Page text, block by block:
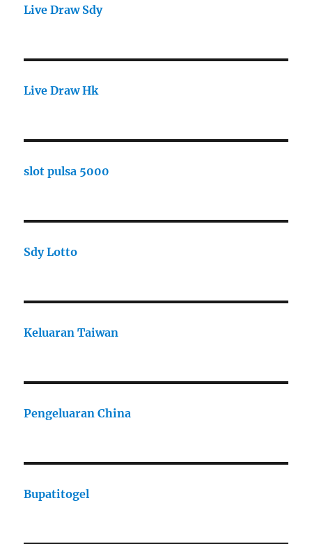
Live Draw Sdy
Live Draw Hk
slot pulsa 5000
Sdy Lotto
Keluaran Taiwan
Pengeluaran China
Bupatitogel